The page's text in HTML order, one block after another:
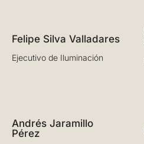
Felipe Silva Valladares
Ejecutivo de Iluminación
Andrés Jaramillo
Pérez